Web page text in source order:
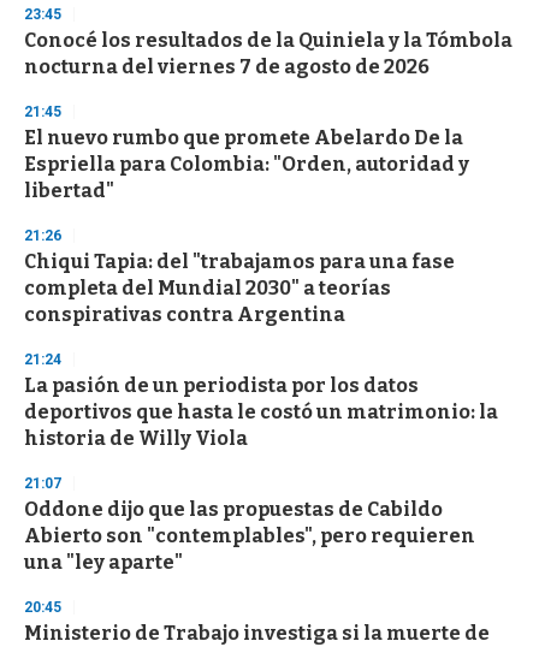
s
e
c
o
d
s
23:45
Conocé los resultados de la Quiniela y la Tómbola
nocturna del viernes 7 de agosto de 2026
21:45
El nuevo rumbo que promete Abelardo De la
Espriella para Colombia: "Orden, autoridad y
libertad"
21:26
Chiqui Tapia: del "trabajamos para una fase
completa del Mundial 2030" a teorías
conspirativas contra Argentina
21:24
La pasión de un periodista por los datos
deportivos que hasta le costó un matrimonio: la
historia de Willy Viola
21:07
Oddone dijo que las propuestas de Cabildo
Abierto son "contemplables", pero requieren
una "ley aparte"
20:45
Ministerio de Trabajo investiga si la muerte de